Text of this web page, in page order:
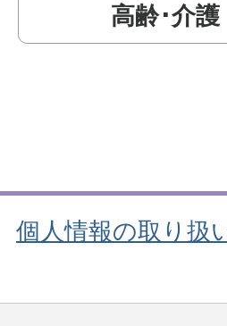
高齢･介護
個人情報の取り扱